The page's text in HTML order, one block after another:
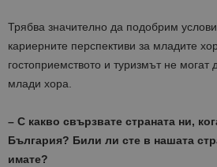
Трябва значително да подобрим
кариерните перспективи за младите
гостоприемството и туризмът не могат
млади хора.
– С какво свързвате страната ни,
България? Били ли сте в нашата
имате?